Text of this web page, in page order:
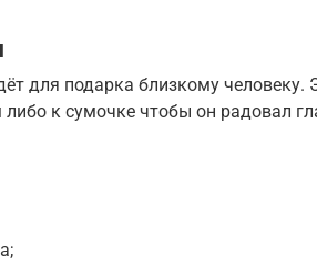
для подарка близкому человеку.
к сумочке чтобы он радовал